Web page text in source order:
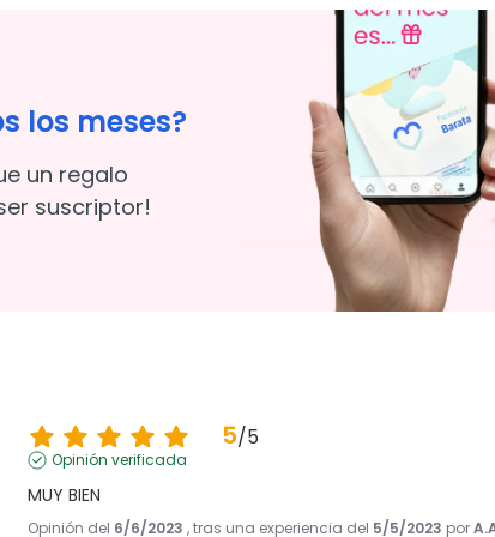
los meses?
un regalo
suscriptor!
5/5
Opinión verificada
MUY BIEN
Opinión del 6/6/2023 , tras una experiencia del 5/5/2023 por